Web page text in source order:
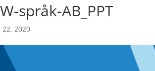
språk-AB_PPT
22, 2020